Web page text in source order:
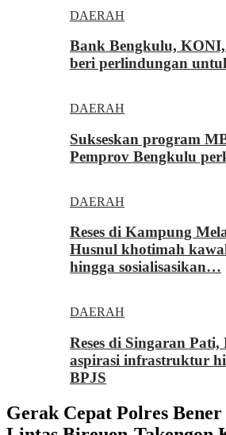
DAERAH
Bank Bengkulu,
beri perlindungan
DAERAH
Sukseskan program
Pemprov Bengkulu
DAERAH
Reses di Kampung
Husnul khotimah
hingga sosialisasikan…
DAERAH
Reses di Singaran Pati,
aspirasi infrastruktur
BPJS
Gerak Cepat Polres